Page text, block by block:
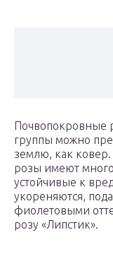
Почвопокровные
группы можно
землю, как ковер.
розы имеют
устойчивые к
укореняются,
фиолетовыми
розу «Липстик».